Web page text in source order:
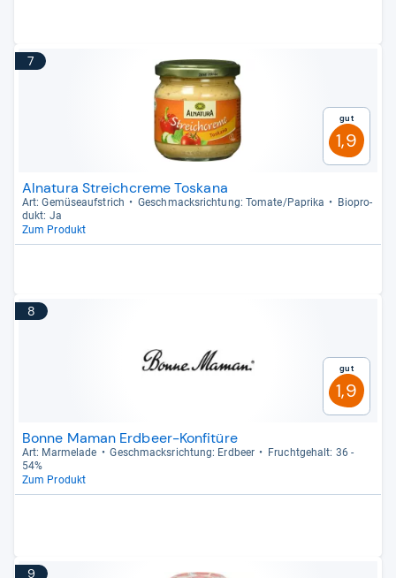
7
Gut
1,9
Alnatura Streichcreme Toskana
Art: Gemü­seauf­strich Geschmacks­rich­tung: Tomate/Paprika
Bio­pro­
dukt: Ja
Zum Produkt
8
Gut
1,9
Bonne Maman Erdbeer-Konfitüre
Art: Mar­me­lade Geschmacks­rich­tung: Erd­beer
Frucht­ge­halt: 36 -​
54%
Zum Produkt
9